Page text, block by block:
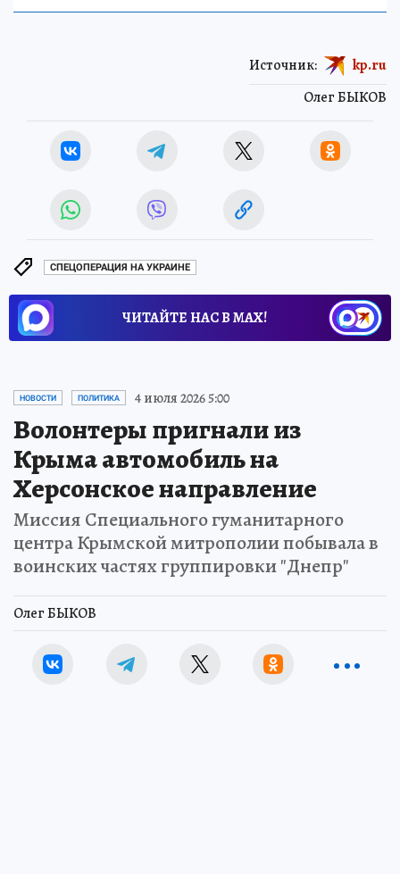
Олег БЫКОВ
Источник: kp.ru
СПЕЦОПЕРАЦИЯ НА УКРАИНЕ
ЧИТАЙТЕ НАС В МАХ!
НОВОСТИ ПОЛИТИКА 4 июля 2026 5:00
Волонтеры пригнали из
Крыма автомобиль на
Херсонское направление
Миссия Специального гуманитарного
центра Крымской митрополии побывала в
воинских частях группировки "Днепр"
Олег БЫКОВ